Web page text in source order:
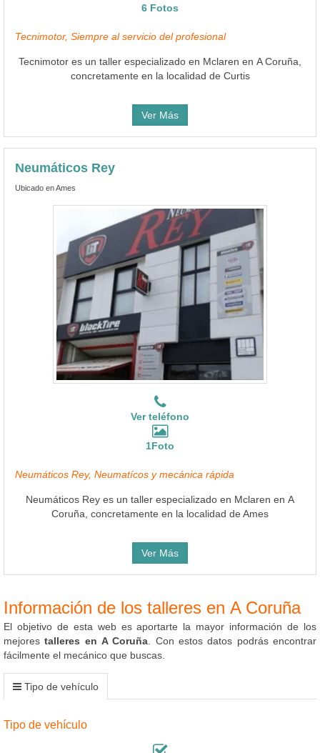
6 Fotos
Tecnimotor, Siempre al servicio del profesional
Tecnimotor es un taller especializado en Mclaren en A Coruña,
concretamente en la localidad de Curtis
Ver Más
Neumáticos Rey
Ubicado en Ames
Ver teléfono
1Foto
Neumáticos Rey, Neumatícos y mecánica rápida
Neumáticos Rey es un taller especializado en Mclaren en A
Coruña, concretamente en la localidad de Ames
Ver Más
Información de los talleres en A Coruña
El objetivo de esta web es aportarte la mayor información de los
mejorestalleres en A Coruña . Con estos datos podrás encontrar
fácilmente el mecánico que buscas.
Tipo de vehículo
Tipo de vehículo